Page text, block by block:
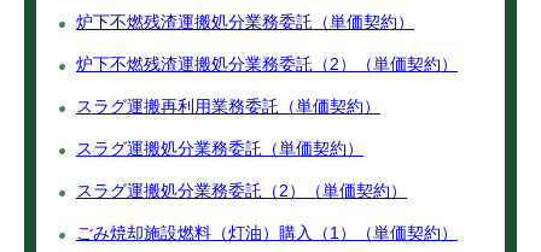
炉下不燃残渣運搬処分業務委託（単価契約）
炉下不燃残渣運搬処分業務委託（2）（単価契約）
スラグ運搬再利用業務委託（単価契約）
スラグ運搬処分業務委託（単価契約）
スラグ運搬処分業務委託（2）（単価契約）
ごみ焼却施設燃料（灯油）購入（1）（単価契約）